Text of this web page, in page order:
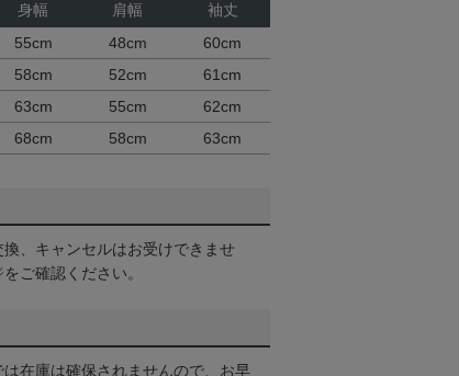
身幅 肩幅
袖丈
55cm 48cm
60cm
58cm 52cm
61cm
63cm 55cm
62cm
68cm 58cm 63cm
、キャンセルはお受けできませ
をご確認ください。
在庫は確保されませんので、お早